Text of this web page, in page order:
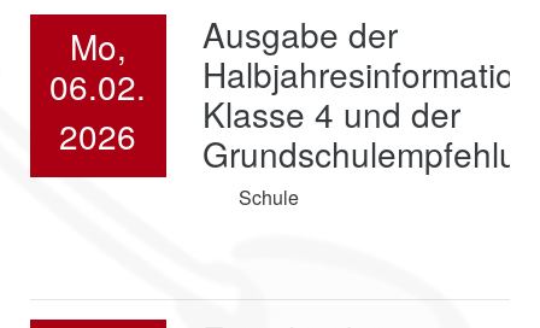
Mo,
06.02.
2026
Ausgabe der
Klasse 4 und der
Schule